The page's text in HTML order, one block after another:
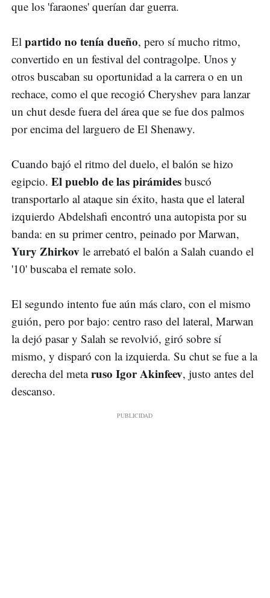
que los 'faraones' querían dar guerra.
El partido no tenía dueño, pero sí mucho ritmo,
convertido en un festival del contragolpe. Unos y
otros buscaban su oportunidad a la carrera o en un
rechace, como el que recogió Cheryshev para lanzar
un chut desde fuera del área que se fue dos palmos
por encima del larguero de El Shenawy.
Cuando bajó el ritmo del duelo, el balón se hizo
egipcio. El pueblo de las pirámides buscó
transportarlo al ataque sin éxito, hasta que el lateral
izquierdo Abdelshafi encontró una autopista por su
banda: en su primer centro, peinado por Marwan,
Yury Zhirkov le arrebató el balón a Salah cuando el
'10' buscaba el remate solo.
El segundo intento fue aún más claro, con el mismo
guión, pero por bajo: centro raso del lateral, Marwan
la dejó pasar y Salah se revolvió, giró sobre sí
mismo, y disparó con la izquierda. Su chut se fue a la
derecha del metaruso Igor Akinfeev, justo antes del
descanso.